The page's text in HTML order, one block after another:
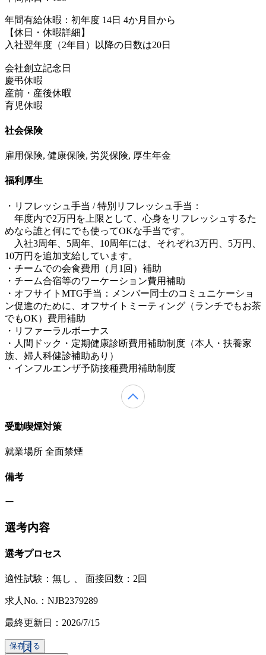
年間有給休暇：初年度 14日 4か月目から
【休日・休暇詳細】
入社翌年度（2年目）以降の日数は20日
会社創立記念日
慶弔休暇
産前・産後休暇
育児休暇
社会保険
雇用保険, 健康保険, 労災保険, 厚生年金
福利厚生
・リフレッシュ手当 / 特別リフレッシュ手当：
年度内で2万円を上限として、心身をリフレッシュするた
めなら誰と何にでも使ってOKな手当です。
入社3周年、5周年、10周年には、それぞれ3万円、5万円、
10万円を追加支給しています。
・チームでの会食費用（月1回）補助
・チーム合宿等のワーケーション費用補助
・オフサイトMTG手当：メンバー同士のコミュニケーショ
ン促進のために、オフサイトミーティング（ランチでもお茶
でもOK）費用補助
・リファーラルボーナス
・人間ドック・定期健康診断費用補助制度（本人・扶養家
族、婦人科健診補助あり）
・インフルエンザ予防接種費用補助制度
受動喫煙対策
就業場所 全面禁煙
備考
ー
選考内容
選考プロセス
適性試験： 無し 面接回数：2回
求人No.：NJB2379289
最終更新日：2026/7/15
保存する